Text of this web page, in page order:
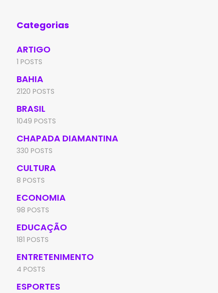
Categorias
ARTIGO
1 POSTS
BAHIA
2120 POSTS
BRASIL
1049 POSTS
CHAPADA DIAMANTINA
330 POSTS
CULTURA
8 POSTS
ECONOMIA
98 POSTS
EDUCAÇÃO
181 POSTS
ENTRETENIMENTO
4 POSTS
ESPORTES